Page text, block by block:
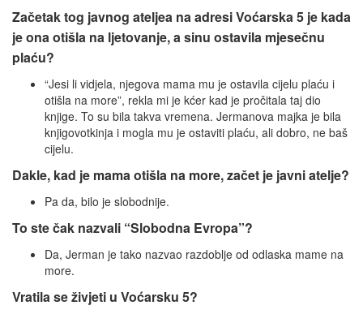
Začetak tog javnog ateljea na adresi Voćarska 5 je kada
je ona otišla na ljetovanje, a sinu ostavila mjesečnu
plaću?
“Jesi li vidjela, njegova mama mu je ostavila cijelu plaću i
otišla na more”, rekla mi je kćer kad je pročitala taj dio
knjige. To su bila takva vremena. Jermanova majka je bila
knjigovotkinja i mogla mu je ostaviti plaću, ali dobro, ne baš
cijelu.
Dakle, kad je mama otišla na more, začet je javni atelje?
Pa da, bilo je slobodnije.
To ste čak nazvali “Slobodna Evropa”?
Da, Jerman je tako nazvao razdoblje od odlaska mame na
more.
Vratila se živjeti u Voćarsku 5?